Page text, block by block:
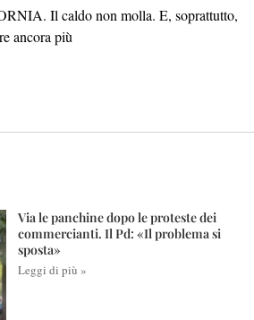
Il caldo non molla. E, soprattutto,
ancora più
Via le panchine dopo le proteste dei
commercianti. Il Pd: «Il problema si
sposta»
Leggi di più »